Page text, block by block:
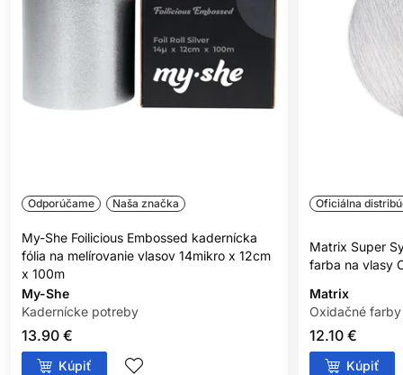
Dodanie alebo neutralizácia tónu- zmena a úprava tónu v
rovnakej výške tónu
Odporúčame Naša značka
My-She Foilicious Embossed kadernícka
fólia na melírovanie vlasov 14mikro x 12cm
x 100m
My-She
Kadernícke potreby
13.90 €
Kúpiť
Oficiálna
Matrix Super
farba na vlasy
Matrix
Oxidačné
12.10 €
Kúpiť